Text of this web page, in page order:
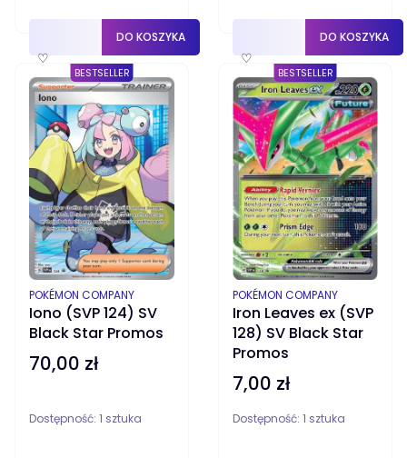
♡
DO KOSZYKA
♡
DO KOSZYKA
BESTSELLER
Iono (SVP 124) SV
Black Star Promos
PRODUCENT
POKÉMON COMPANY
Cena
70,00 zł
Dostępność: 1 sztuka
BESTSELLER
Iron Leaves ex (SVP
128) SV Black Star
Promos
PRODUCENT
POKÉMON COMPANY
Cena
7,00 zł
Dostępność: 1 sztuka